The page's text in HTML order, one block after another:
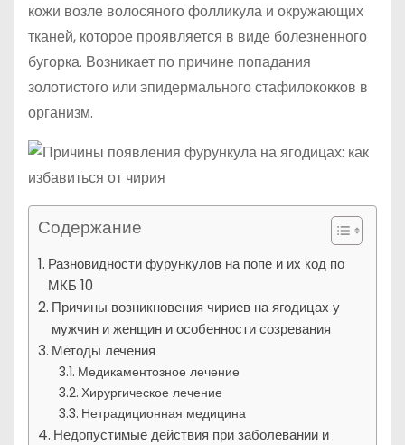
кожи возле волосяного фолликула и окружающих
тканей, которое проявляется в виде болезненного
бугорка. Возникает по причине попадания
золотистого или эпидермального стафилококков в
организм.
Содержание
Разновидности фурункулов на попе и их код по
МКБ 10
Причины возникновения чириев на ягодицах у
мужчин и женщин и особенности созревания
Методы лечения
Медикаментозное лечение
Хирургическое лечение
Нетрадиционная медицина
Недопустимые действия при заболевании и